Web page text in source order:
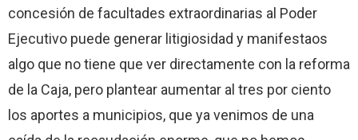
concesión de facultades extraordinarias al Poder
Ejecutivo puede generar litigiosidad y manifestaos
algo que no tiene que ver directamente con la reforma
de la Caja, pero plantear aumentar al tres por ciento
los aportes a municipios, que ya venimos de una